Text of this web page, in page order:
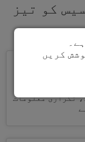
کو تیز
تکراری معلومات
کریں